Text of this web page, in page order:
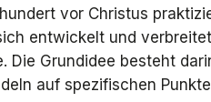
vor Christus
entwickelt und
Die Grundidee besteht
auf spezifischen